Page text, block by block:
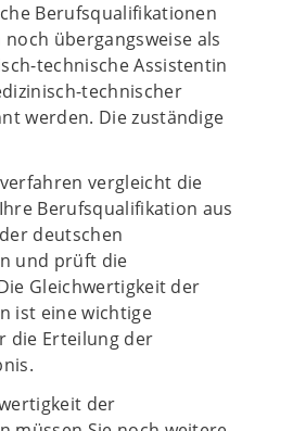
Berufsqualifikationen
übergangsweise als
technische Assistentin
technischer
werden. Die zuständige
vergleicht die
Berufsqualifikation aus
deutschen
und prüft die
Gleichwertigkeit der
ist eine wichtige
die Erteilung der
der